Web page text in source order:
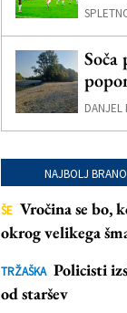
DANJEL
NAJBOLJ BRANO
ŠE Vročina se bo,
okrog velikega
TRŽAŠKA Policisti
od staršev